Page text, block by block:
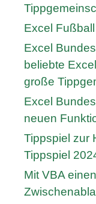
Excel
Excel
beliebte
große
Excel
neuen
Tippspiel zur
Tippspiel
Mit VBA